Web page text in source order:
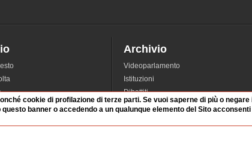
Archivio
Videoparlamento
Istituzioni
Dibattiti
Manifestazioni
cookie di profilazione di terze parti. Se vuoi saperne di più o
questo banner o accedendo a un qualunque elemento del Sito